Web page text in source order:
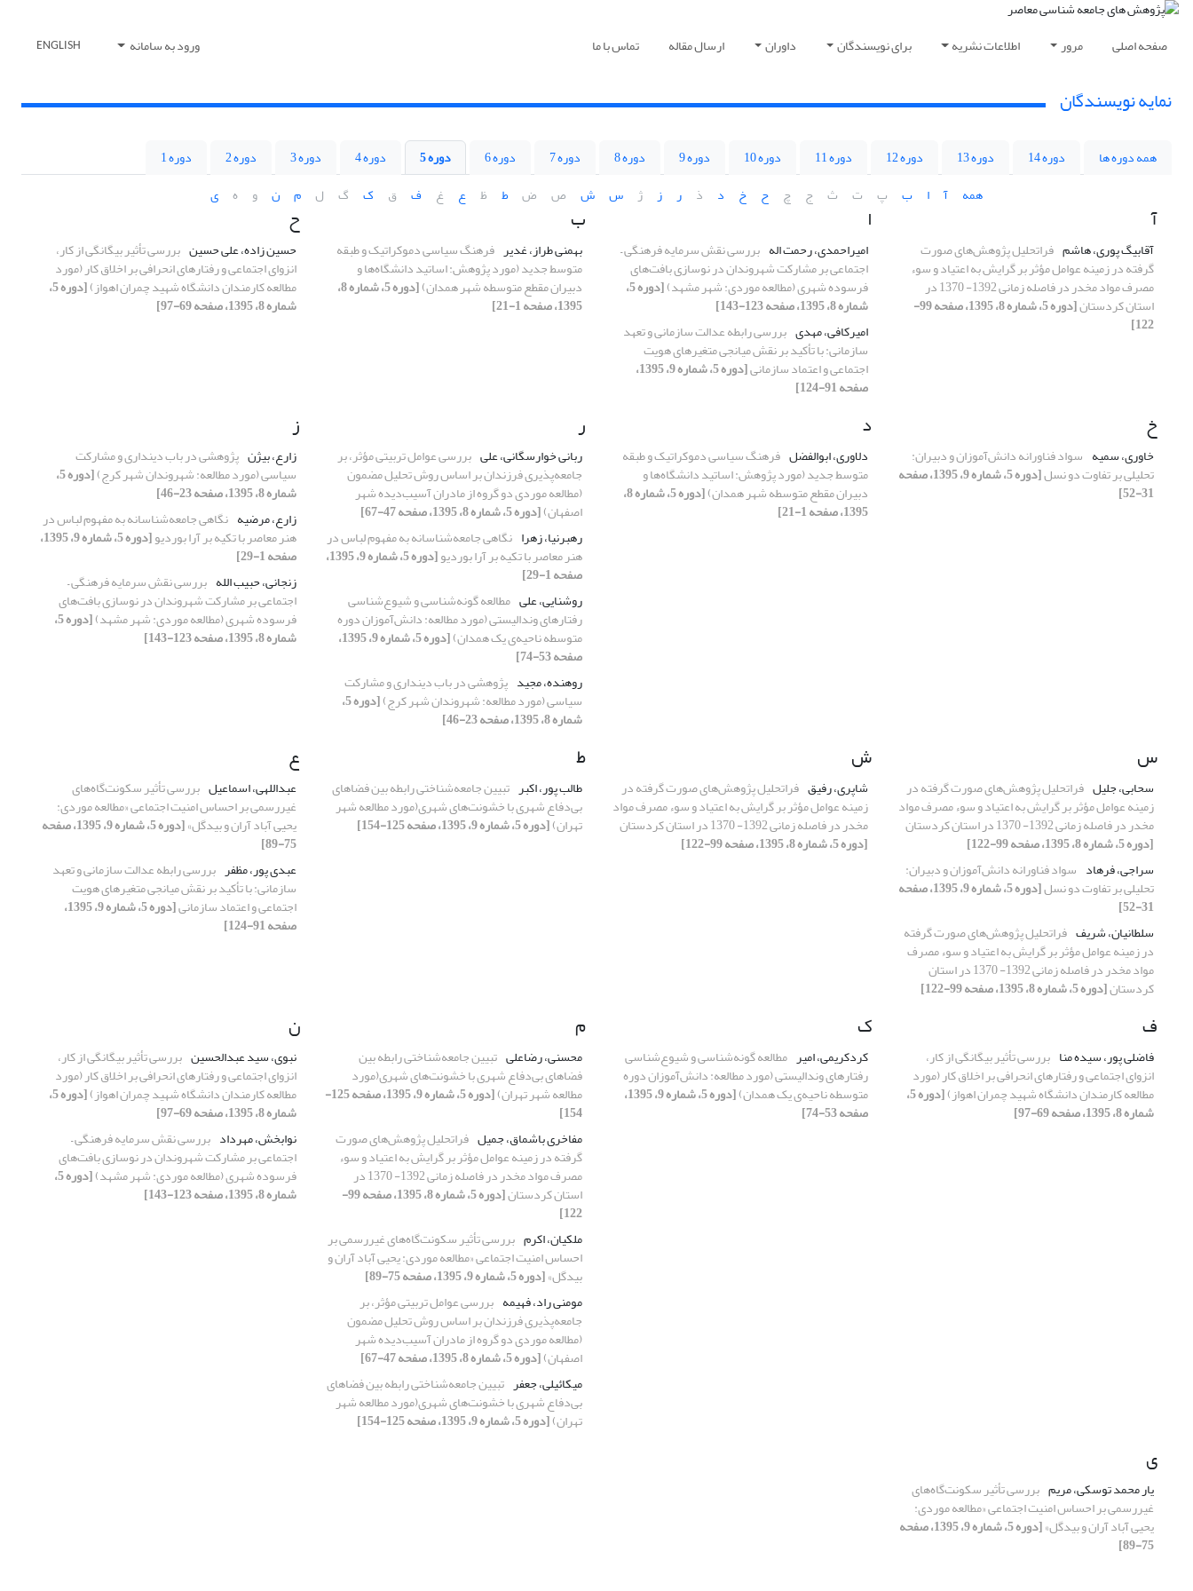
صفحه اصلی مرور اطلاعات نشریه برای نویسندگان داوران ارسال مقاله تماس با ما ورود به سامانه ENGLISH
نمایه نویسندگان
همه دوره ها دوره 14 دوره 13 دوره 12 دوره 11 دوره 10 دوره 9 دوره 8 دوره 7 دوره 6 دوره 5 دوره 4 دوره 3 دوره 2
دوره 1
همه
آ ا ب پ ت ث ج چ ح خ د ذ ر ز ژ س ش ص ض ط ظ ع غ ف ق ک گ ل م ن و ه ی
آ
آقابیگ پوری، هاشم فراتحلیل پژوهش‌های صورت
گرفته در زمینه عوامل مؤثر بر گرایش به اعتیاد و سوء
مصرف مواد مخدر در فاصله زمانی 1392- 1370 در
استان کردستان [دوره 5، شماره 8، 1395، صفحه 99-
122]
ا
امیراحمدی، رحمت اله بررسی نقش سرمایه فرهنگی –
اجتماعی بر مشارکت شهروندان در نوسازی بافت‌های
فرسوده شهری (مطالعه موردی: شهر مشهد) [دوره 5،
شماره 8، 1395، صفحه 123-143]
امیرکافی، مهدی بررسی رابطه عدالت سازمانی و تعهد
سازمانی: با تأکید بر نقش میانجی متغیرهای هویت
اجتماعی و اعتماد سازمانی [دوره 5، شماره 9، 1395،
صفحه 91-124]
ب
بهمنی طراز، غدیر فرهنگ سیاسی دموکراتیک و طبقه
متوسط جدید (مورد پژوهش: اساتید دانشگاه‌ها و
دبیران مقطع متوسطه شهر همدان) [دوره 5، شماره 8،
1395، صفحه 1-21]
ح
حسین زاده، علی حسین بررسی تأثیر بیگانگی از کار،
انزوای اجتماعی و رفتارهای انحرافی بر اخلاق کار (مورد
مطالعه کارمندان دانشگاه شهید چمران اهواز) [دوره 5،
شماره 8، 1395، صفحه 69-97]
خ
خاوری، سمیه سواد فناورانه دانش‌آموزان و دبیران:
تحلیلی بر تفاوت دو نسل [دوره 5، شماره 9، 1395، صفحه
31-52]
د
دلاوری، ابوالفضل فرهنگ سیاسی دموکراتیک و طبقه
متوسط جدید (مورد پژوهش: اساتید دانشگاه‌ها و
دبیران مقطع متوسطه شهر همدان) [دوره 5، شماره 8،
1395، صفحه 1-21]
ر
ربانی خوارسگانی، علی بررسی عوامل تربیتی مؤثر، بر
جامعه‌پذیری فرزندان بر اساس روش تحلیل مضمون
(مطالعه موردی دو گروه از مادران آسیب‌دیده شهر
اصفهان)[دوره 5، شماره 8، 1395، صفحه 47-67]
رهبرنیا، زهرا نگاهی جامعه‌شناسانه به مفهوم لباس در
هنر معاصر با تکیه بر آرا بوردیو [دوره 5، شماره 9، 1395،
صفحه 1-29]
روشنایی، علی مطالعه گونه‌شناسی و شیوع‌شناسی
رفتارهای وندالیستی (مورد مطالعه: دانش‌آموزان دوره
متوسطه ناحیه‌ی یک همدان) [دوره 5، شماره 9، 1395،
صفحه 53-74]
روهنده، مجید پژوهشی در باب دینداری و مشارکت
سیاسی (مورد مطالعه: شهروندان شهر کرج) [دوره 5،
شماره 8، 1395، صفحه 23-46]
ز
زارع، بیژن پژوهشی در باب دینداری و مشارکت
سیاسی (مورد مطالعه: شهروندان شهر کرج) [دوره 5،
شماره 8، 1395، صفحه 23-46]
زارع، مرضیه نگاهی جامعه‌شناسانه به مفهوم لباس در
هنر معاصر با تکیه بر آرا بوردیو [دوره 5، شماره 9، 1395،
صفحه 1-29]
زنجانی، حبیب الله بررسی نقش سرمایه فرهنگی –
اجتماعی بر مشارکت شهروندان در نوسازی بافت‌های
فرسوده شهری (مطالعه موردی: شهر مشهد) [دوره 5،
شماره 8، 1395، صفحه 123-143]
س
سحابی، جلیل فراتحلیل پژوهش‌های صورت گرفته در
زمینه عوامل مؤثر بر گرایش به اعتیاد و سوء مصرف مواد
مخدر در فاصله زمانی 1392- 1370 در استان کردستان
[دوره 5، شماره 8، 1395، صفحه 99-122]
سراجی، فرهاد سواد فناورانه دانش‌آموزان و دبیران:
تحلیلی بر تفاوت دو نسل [دوره 5، شماره 9، 1395، صفحه
31-52]
سلطانیان، شریف فراتحلیل پژوهش‌های صورت گرفته
در زمینه عوامل مؤثر بر گرایش به اعتیاد و سوء مصرف
مواد مخدر در فاصله زمانی 1392- 1370 در استان
کردستان[دوره 5، شماره 8، 1395، صفحه 99-122]
ش
شاپری، رفیق فراتحلیل پژوهش‌های صورت گرفته در
زمینه عوامل مؤثر بر گرایش به اعتیاد و سوء مصرف مواد
مخدر در فاصله زمانی 1392- 1370 در استان کردستان
[دوره 5، شماره 8، 1395، صفحه 99-122]
ط
طالب پور، اکبر تبیین جامعه‌شناختی رابطه بین فضاهای
بی‌دفاع شهری با خشونت‌های شهری(مورد مطالعه شهر
تهران)[دوره 5، شماره 9، 1395، صفحه 125-154]
ع
عبداللهی، اسماعیل بررسی تأثیر سکونت‌گاه‌‌های
غیررسمی ‌بر احساس امنیت اجتماعی «مطالعه موردی:
یحیی آباد آران و بیدگل» [دوره 5، شماره 9، 1395، صفحه
75-89]
عبدی پور، مظفر بررسی رابطه عدالت سازمانی و تعهد
سازمانی: با تأکید بر نقش میانجی متغیرهای هویت
اجتماعی و اعتماد سازمانی [دوره 5، شماره 9، 1395،
صفحه 91-124]
ف
فاضلی پور، سیده منا بررسی تأثیر بیگانگی از کار،
انزوای اجتماعی و رفتارهای انحرافی بر اخلاق کار (مورد
مطالعه کارمندان دانشگاه شهید چمران اهواز) [دوره 5،
شماره 8، 1395، صفحه 69-97]
ک
کردکریمی، امیر مطالعه گونه‌شناسی و شیوع‌شناسی
رفتارهای وندالیستی (مورد مطالعه: دانش‌آموزان دوره
متوسطه ناحیه‌ی یک همدان) [دوره 5، شماره 9، 1395،
صفحه 53-74]
م
محسنی، رضاعلی تبیین جامعه‌شناختی رابطه بین
فضاهای بی‌دفاع شهری با خشونت‌های شهری(مورد
مطالعه شهر تهران) [دوره 5، شماره 9، 1395، صفحه 125-
154]
مفاخری باشماق، جمیل فراتحلیل پژوهش‌های صورت
گرفته در زمینه عوامل مؤثر بر گرایش به اعتیاد و سوء
مصرف مواد مخدر در فاصله زمانی 1392- 1370 در
استان کردستان [دوره 5، شماره 8، 1395، صفحه 99-
122]
ملکیان، اکرم بررسی تأثیر سکونت‌گاه‌‌های غیررسمی ‌بر
احساس امنیت اجتماعی «مطالعه موردی: یحیی آباد آران و
بیدگل»[دوره 5، شماره 9، 1395، صفحه 75-89]
مومنی راد، فهیمه بررسی عوامل تربیتی مؤثر، بر
جامعه‌پذیری فرزندان بر اساس روش تحلیل مضمون
(مطالعه موردی دو گروه از مادران آسیب‌دیده شهر
اصفهان)[دوره 5، شماره 8، 1395، صفحه 47-67]
میکائیلی، جعفر تبیین جامعه‌شناختی رابطه بین فضاهای
بی‌دفاع شهری با خشونت‌های شهری(مورد مطالعه شهر
تهران)[دوره 5، شماره 9، 1395، صفحه 125-154]
ن
نبوی، سید عبدالحسین بررسی تأثیر بیگانگی از کار،
انزوای اجتماعی و رفتارهای انحرافی بر اخلاق کار (مورد
مطالعه کارمندان دانشگاه شهید چمران اهواز) [دوره 5،
شماره 8، 1395، صفحه 69-97]
نوابخش، مهرداد بررسی نقش سرمایه فرهنگی –
اجتماعی بر مشارکت شهروندان در نوسازی بافت‌های
فرسوده شهری (مطالعه موردی: شهر مشهد) [دوره 5،
شماره 8، 1395، صفحه 123-143]
ی
یار محمد توسکی، مریم بررسی تأثیر سکونت‌گاه‌‌های
غیررسمی ‌بر احساس امنیت اجتماعی «مطالعه موردی:
یحیی آباد آران و بیدگل» [دوره 5، شماره 9، 1395، صفحه
75-89]